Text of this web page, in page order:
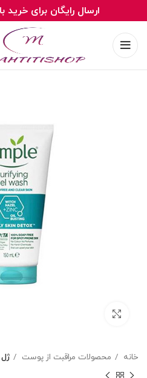
خانه محصولات مراقبت از پوست
ارسال رایگان برای خرید بالا 5,000,000